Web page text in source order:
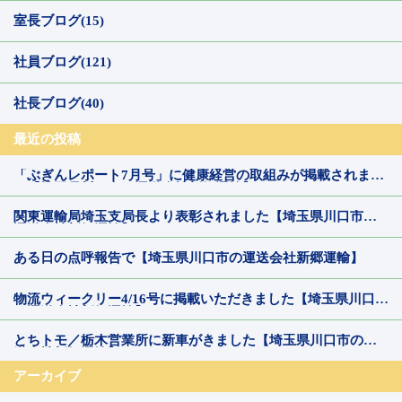
室長ブログ(15)
社員ブログ(121)
社長ブログ(40)
最近の投稿
「ぶぎんレポート7月号」に健康経営の取組みが掲載されまし
関東運輸局埼玉支局長より表彰されました【埼玉県川口市の
ある日の点呼報告で【埼玉県川口市の運送会社新郷運輸】
物流ウィークリー4/16号に掲載いただきました【埼玉県川口市
とちトモ／栃木営業所に新車がきました【埼玉県川口市の運
アーカイブ